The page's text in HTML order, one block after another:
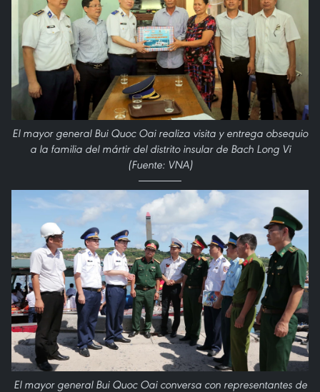
El mayor general Bui Quoc Oai realiza visita y entrega obsequio
a la familia del mártir del distrito insular de Bach Long Vi
(Fuente: VNA)
El mayor general Bui Quoc Oai conversa con representantes de